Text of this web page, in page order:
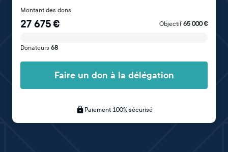
Montant des dons
27 675€ Objectif 65 000€
Donateurs 68
Faire un don à la délégation
Paiement 100% sécurisé